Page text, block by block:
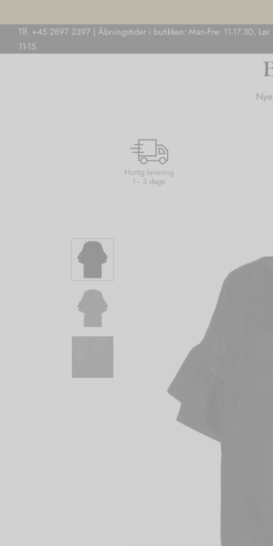
Tlf. +45 2897 2397 | Åbningstider i butikken: Man-Fre: 11-17.30, Lør
11-15
Hurtig levering
1 - 3 dage